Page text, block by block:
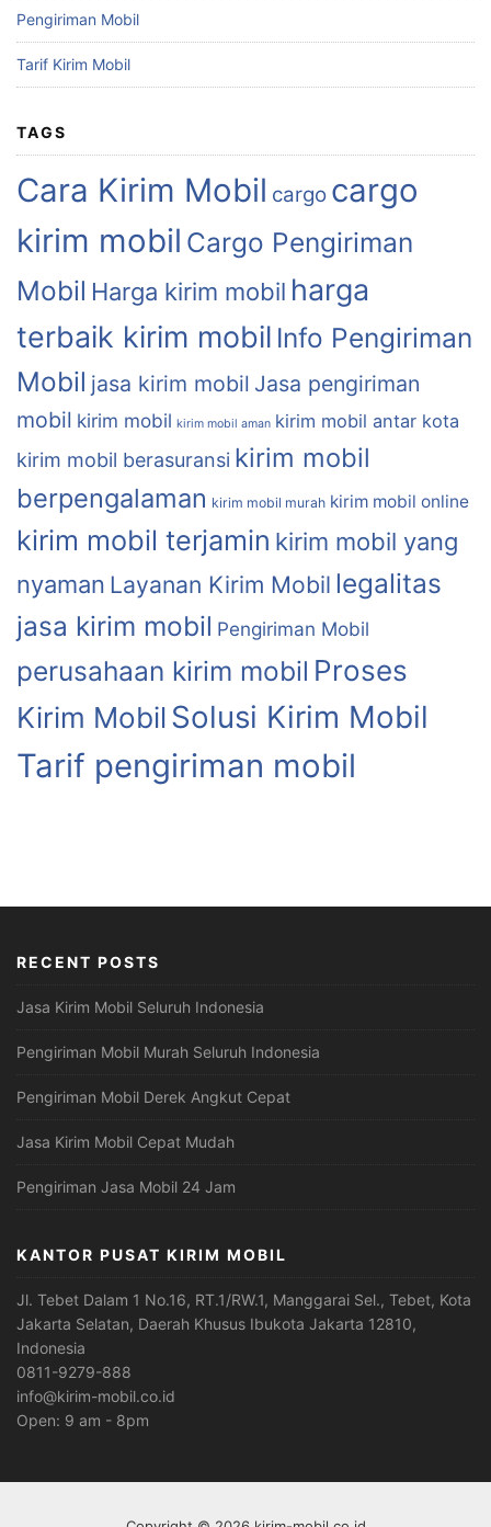
Pengiriman Mobil
Tarif Kirim Mobil
TAGS
Cara Kirim Mobil cargo cargo
kirim mobil Cargo Pengiriman
Mobil Harga kirim mobil harga
terbaik kirim mobil Info Pengiriman
Mobil jasa kirim mobil Jasa pengiriman
mobil kirim mobil kirim mobil aman kirim mobil antar kota
kirim mobil berasuransi kirim mobil
berpengalaman kirim mobil murah kirim mobil online
kirim mobil terjamin kirim mobil yang
nyaman Layanan Kirim Mobil legalitas
jasa kirim mobil Pengiriman Mobil
perusahaan kirim mobil Proses
Kirim MobilSolusi Kirim Mobil
Tarif pengiriman mobil
RECENT POSTS
Jasa Kirim Mobil Seluruh Indonesia
Pengiriman Mobil Murah Seluruh Indonesia
Pengiriman Mobil Derek Angkut Cepat
Jasa Kirim Mobil Cepat Mudah
Pengiriman Jasa Mobil 24 Jam
KANTOR PUSAT KIRIM MOBIL
Jl. Tebet Dalam 1 No.16, RT.1/RW.1, Manggarai Sel., Tebet, Kota
Jakarta Selatan, Daerah Khusus Ibukota Jakarta 12810,
Indonesia
0811-9279-888
info@kirim-mobil.co.id
Open: 9 am - 8pm